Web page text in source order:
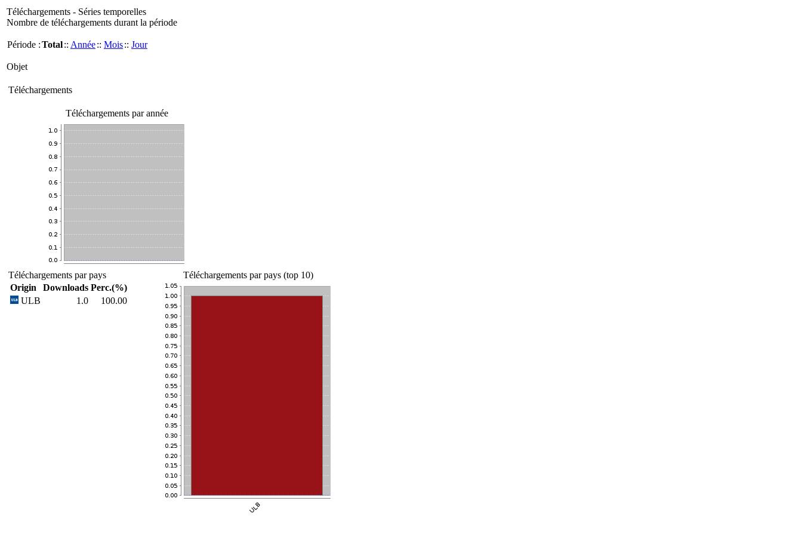
Téléchargements - Séries temporelles
Nombre de téléchargements durant la période
Période :Total:: Année:: Mois:: Jour
Objet
Téléchargements
Téléchargements par année
Téléchargements par pays
Origin
Downloads Perc.(%)
ULB
1.0 100.00
Téléchargements par pays (top 10)